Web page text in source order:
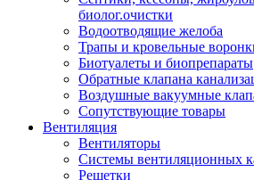
биолог.очистки
Водоотводящие желоба
Трапы и кровельные
Биотуалеты и биопрепараты
Обратные клапана
Воздушные вакуумные
Сопутствующие товары
Вентиляция
Вентиляторы
Системы вентиляционных
Решетки